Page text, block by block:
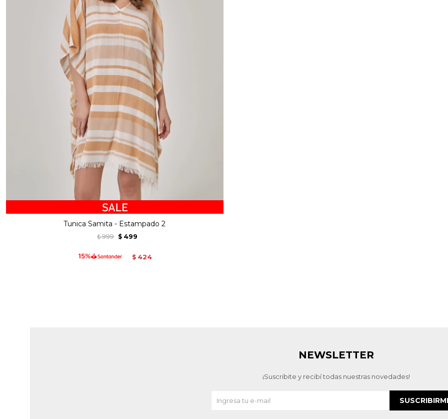
Tunica Samita - Estampado 2
$ 999 $ 499
$ 424
NEWSLETTER
¡Suscribite y recibí todas nuestras novedades!